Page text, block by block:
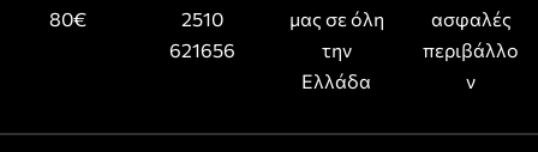
80€
2510
621656
μας σε όλη
την
Ελλάδα
ασφαλές
περιβάλλο
ν